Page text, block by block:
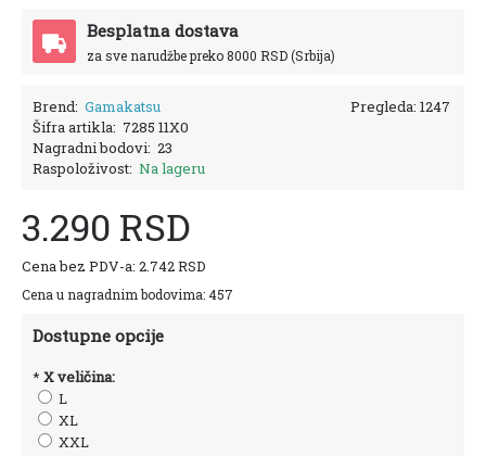
Besplatna dostava
za sve narudžbe preko 8000 RSD (Srbija)
Pregleda: 1247
Brend: Gamakatsu
Šifra artikla: 7285 11X0
Nagradni bodovi: 23
Raspoloživost: Na lageru
3.290 RSD
Cena bez PDV-a: 2.742 RSD
Cena u nagradnim bodovima: 457
Dostupne opcije
* X veličina:
L
XL
XXL